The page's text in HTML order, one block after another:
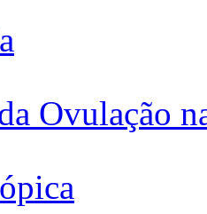
Ovulação